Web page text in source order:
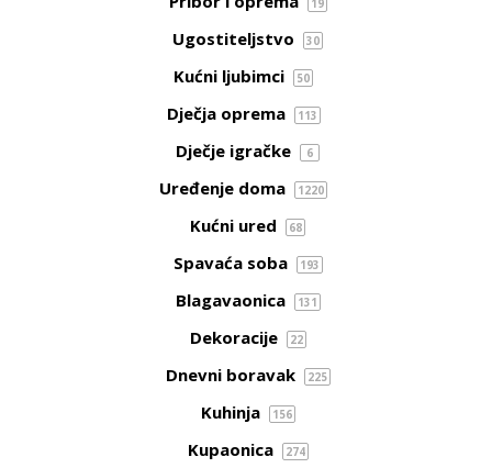
Ugostiteljstvo 30
Kućni ljubimci 50
Dječja oprema 113
Dječje igračke 6
Uređenje doma 1220
Kućni ured 68
Spavaća soba 193
Blagavaonica 131
Dekoracije 22
Dnevni boravak 225
Kuhinja 156
Kupaonica 274